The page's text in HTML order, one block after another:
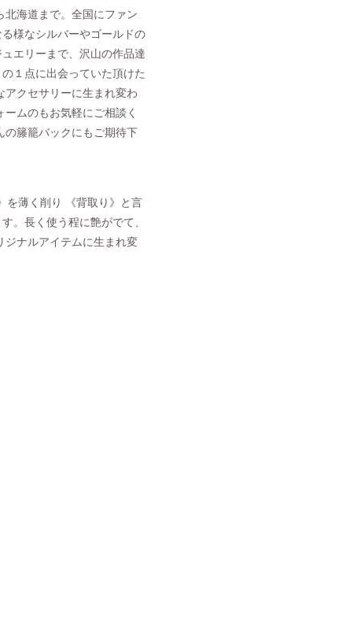
海道まで。全国にファン
様なシルバーやゴールドの
エリーまで、沢山の作品達
１点に出会っていた頂けた
クセサリーに生まれ変わ
ムのもお気軽にご相談く
籐籠バックにもご期待下
を薄く削り 《背取り》と言
。長く使う程に艶がでて、
ナルアイテムに生まれ変